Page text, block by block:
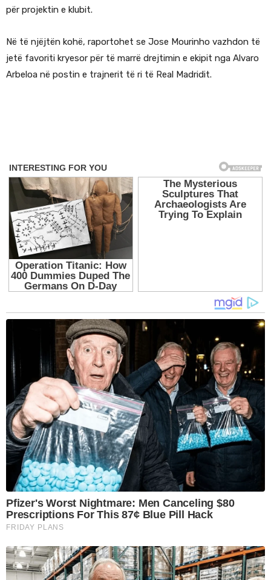
për projektin e klubit.
Në të njëjtën kohë, raportohet se Jose Mourinho vazhdon të
jetë favoriti kryesor për të marrë drejtimin e ekipit nga Alvaro
Arbeloa në postin e trajnerit të ri të Real Madridit.